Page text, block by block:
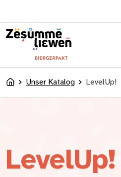
AccueilUnser Katalog LevelUp!
LevelUp!